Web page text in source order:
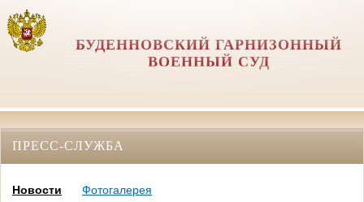
БУДЕННОВСКИЙ ГАРНИЗОННЫЙ
ВОЕННЫЙ СУД
ПРЕСС-СЛУЖБА
Новости
Фотогалерея